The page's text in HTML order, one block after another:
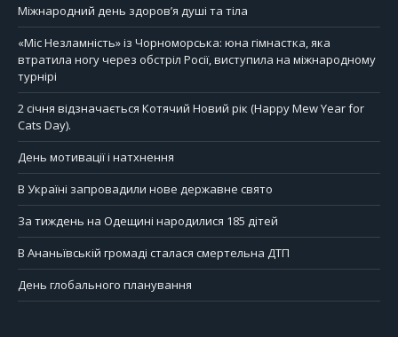
Міжнародний день здоров’я душі та тіла
«Міс Незламність» із Чорноморська: юна гімнастка, яка
втратила ногу через обстріл Росії, виступила на міжнародному
турнірі
2 січня відзначається Котячий Новий рік (Happy Mew Year for
Cats Day).
День мотивації і натхнення
В Україні запровадили нове державне свято
За тиждень на Одещині народилися 185 дітей
В Ананьївській громаді сталася смертельна ДТП
День глобального планування